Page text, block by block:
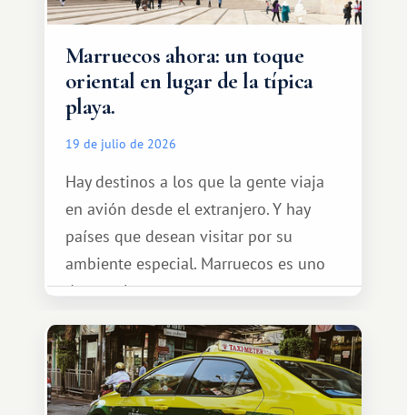
Marruecos ahora: un toque
oriental en lugar de la típica
playa.
19 de julio de 2026
Hay destinos a los que la gente viaja
en avión desde el extranjero. Y hay
países que desean visitar por su
ambiente especial. Marruecos es uno
de esos lugares.